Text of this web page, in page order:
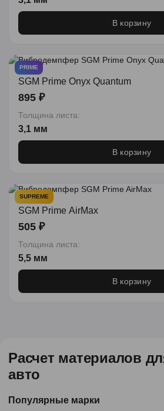
В корзину
PRIME
SGM Prime Onyx Quantum
895 ₽
Толщина листа:
3,1 мм
В корзину
SUPREME
SGM Prime AirMax
505 ₽
Толщина листа:
5,5 мм
В корзину
Расчет материалов
авто
Популярные марки